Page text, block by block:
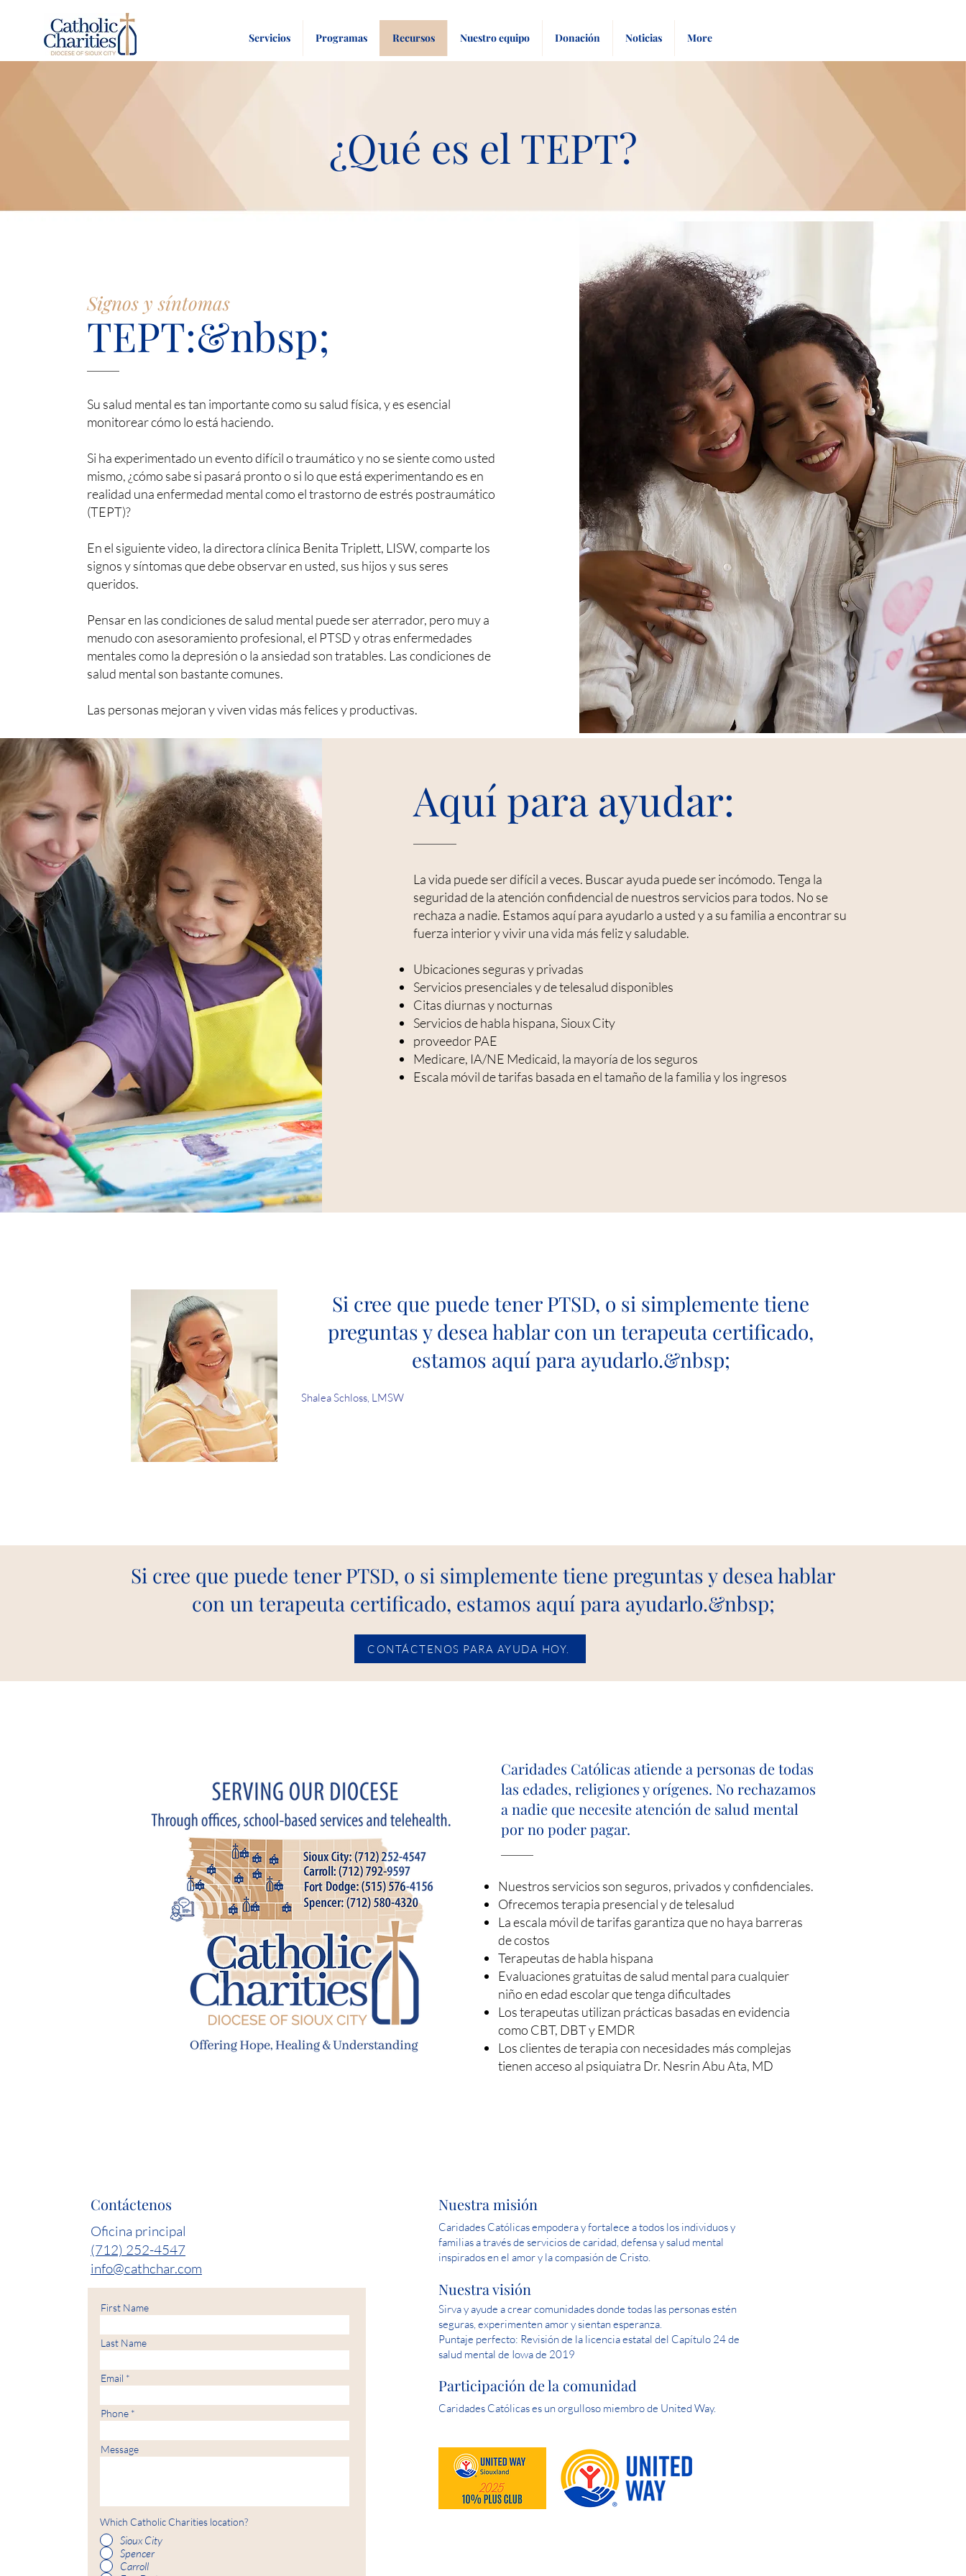
Servicios Programas Recursos Nuestro equipo Donación Noticias More
¿Qué es el TEPT?
Signos y síntomas
TEPT:&nbsp;
Su salud mental es tan importante como su salud física, y es esencial
monitorear cómo lo está haciendo.
Si ha experimentado un evento difícil o traumático y no se siente como usted
mismo, ¿cómo sabe si pasará pronto o si lo que está experimentando es en
realidad una enfermedad mental como el trastorno de estrés postraumático
(TEPT)?
En el siguiente video, la directora clínica Benita Triplett, LISW, comparte los
signos y síntomas que debe observar en usted, sus hijos y sus seres
queridos.
Pensar en las condiciones de salud mental puede ser aterrador, pero muy a
menudo con asesoramiento profesional, el PTSD y otras enfermedades
mentales como la depresión o la ansiedad son tratables. Las condiciones de
salud mental son bastante comunes.
Las personas mejoran y viven vidas más felices y productivas.
Aquí para ayudar:
La vida puede ser difícil a veces. Buscar ayuda puede ser incómodo. Tenga la
seguridad de la atención confidencial de nuestros servicios para todos. No se
rechaza a nadie. Estamos aquí para ayudarlo a usted y a su familia a encontrar su
fuerza interior y vivir una vida más feliz y saludable.
Ubicaciones seguras y privadas
Servicios presenciales y de telesalud disponibles
Citas diurnas y nocturnas
Servicios de habla hispana, Sioux City
proveedor PAE
Medicare, IA/NE Medicaid, la mayoría de los seguros
Escala móvil de tarifas basada en el tamaño de la familia y los ingresos
Si cree que puede tener PTSD, o si simplemente tiene
preguntas y desea hablar con un terapeuta certificado,
estamos aquí para ayudarlo.&nbsp;
Shalea Schloss, LMSW
Si cree que puede tener PTSD, o si simplemente tiene preguntas y desea hablar
con un terapeuta certificado, estamos aquí para ayudarlo.&nbsp;
CONTÁCTENOS PARA AYUDA HOY.
Caridades Católicas atiende a personas de todas
las edades, religiones y orígenes. No rechazamos
a nadie que necesite atención de salud mental
por no poder pagar.
Nuestros servicios son seguros, privados y confidenciales.
Ofrecemos terapia presencial y de telesalud
La escala móvil de tarifas garantiza que no haya barreras
de costos
Terapeutas de habla hispana
Evaluaciones gratuitas de salud mental para cualquier
niño en edad escolar que tenga dificultades
Los terapeutas utilizan prácticas basadas en evidencia
como CBT, DBT y EMDR
Los clientes de terapia con necesidades más complejas
tienen acceso al psiquiatra Dr. Nesrin Abu Ata, MD
Contáctenos
Oficina principal
(712) 252-4547
info@cathchar.com
First Name
Last Name
Email
Phone
Message
Which Catholic Charities location?
Sioux City
Spencer
Carroll
Caridades Católicas empodera y fortalece a todos los individuos y
familias a través de servicios de caridad, defensa y salud mental
inspirados en el amor y la compasión de Cristo.
Nuestra misión
Nuestra visión
Sirva y ayude a crear comunidades donde todas las personas estén
seguras, experimenten amor y sientan esperanza.
Puntaje perfecto: Revisión de la licencia estatal del Capítulo 24 de
salud mental de Iowa de 2019
Participación de la comunidad
Caridades Católicas es un orgulloso miembro de United Way.